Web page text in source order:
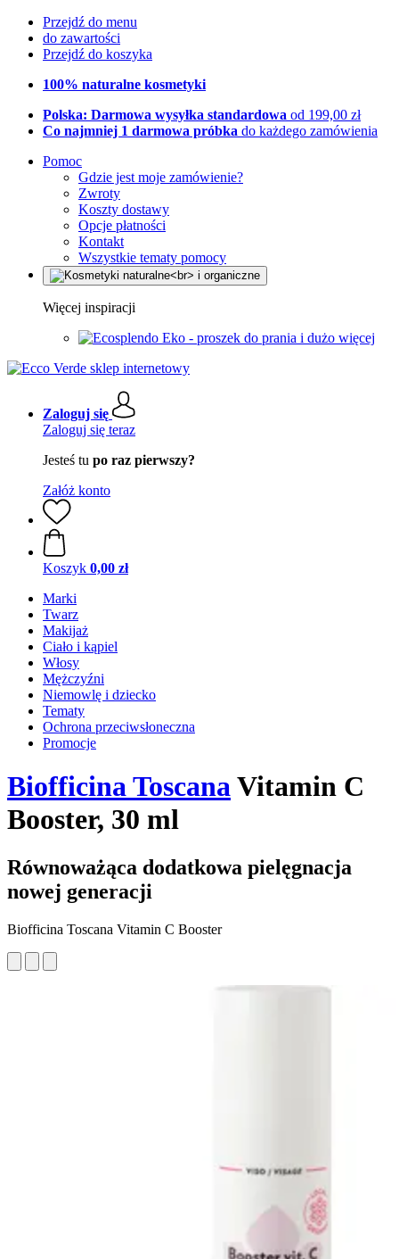
Przejdź do menu
do zawartości
Przejdź do koszyka
100% naturalne kosmetyki
Polska: Darmowa wysyłka standardowa od 199,00 zł
Co najmniej 1 darmowa próbka do każdego zamówienia
Pomoc
Gdzie jest moje zamówienie?
Zwroty
Koszty dostawy
Opcje płatności
Kontakt
Wszystkie tematy pomocy
Więcej inspiracji
Eko - proszek do prania i dużo więcej
Zaloguj się
Zaloguj się teraz
Jesteś tu po raz pierwszy?
Załóż konto
Koszyk 0,00 zł
Marki
Twarz
Makijaż
Ciało i kąpiel
Włosy
Mężczyźni
Niemowlę i dziecko
Tematy
Ochrona przeciwsłoneczna
Promocje
Biofficina ToscanaVitamin C
Booster, 30 ml
Równoważąca dodatkowa pielęgnacja
nowej generacji
Biofficina Toscana Vitamin C Booster